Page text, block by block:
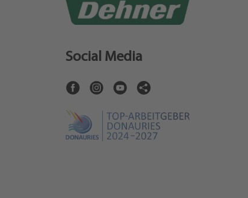
Social Media